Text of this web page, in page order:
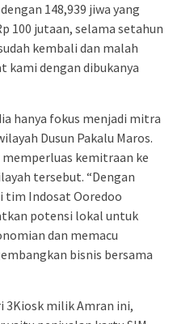
148,939 jiwa yang
100 jutaan, selama setahun
kembali dan malah
kami dengan dibukanya
hanya fokus menjadi mitra
Dusun Pakalu Maros.
kemitraan ke
tersebut. “Dengan
tim Indosat Ooredoo
potensi lokal untuk
dan memacu
bisnis bersama
3Kiosk milik Amran ini,